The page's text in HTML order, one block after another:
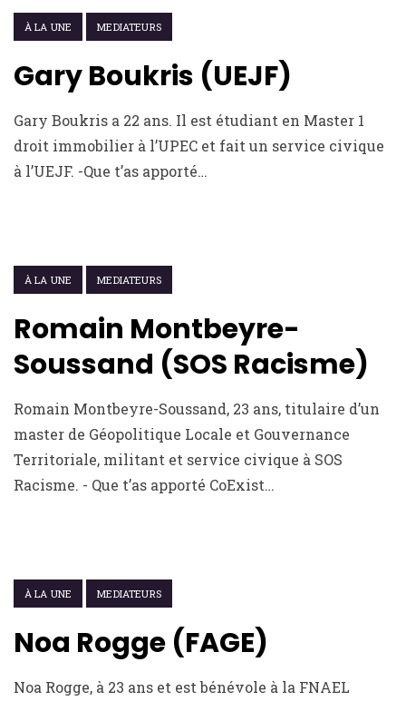
À LA UNE MEDIATEURS
Gary Boukris (UEJF)
Gary Boukris a 22 ans. Il est étudiant en Master 1
droit immobilier à l’UPEC et fait un service civique
à l’UEJF. -Que t’as apporté…
À LA UNE MEDIATEURS
Romain Montbeyre-
Soussand (SOS Racisme)
Romain Montbeyre-Soussand, 23 ans, titulaire d’un
master de Géopolitique Locale et Gouvernance
Territoriale, militant et service civique à SOS
Racisme. - Que t’as apporté CoExist…
À LA UNE MEDIATEURS
Noa Rogge (FAGE)
Noa Rogge, à 23 ans et est bénévole à la FNAEL